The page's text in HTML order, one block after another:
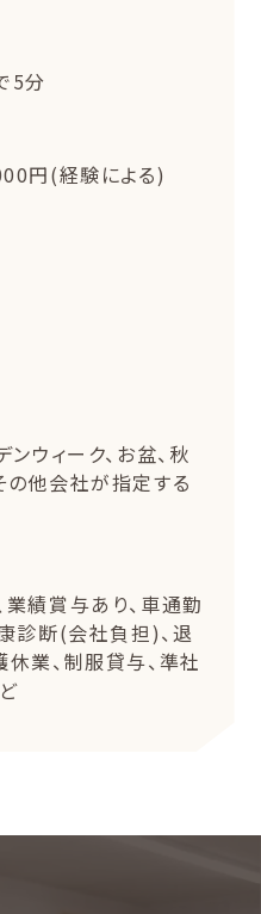
5分
円(経験による)
ンウィーク、お盆、秋
の他会社が指定する
績賞与あり、車通勤
診断(会社負担)、退
業、制服貸与、準社